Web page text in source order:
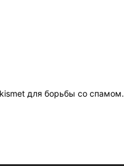
для борьбы со спамом.